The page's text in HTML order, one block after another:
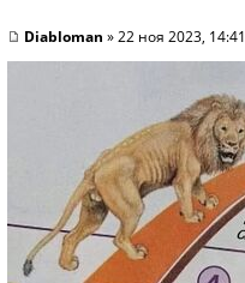
Diabloman » 22 ноя 2023, 14:41